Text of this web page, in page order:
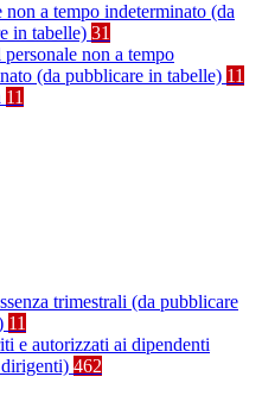
non a tempo indeterminato (da
in tabelle) 31
non a tempo
(da pubblicare in tabelle) 11
11
trimestrali (da pubblicare
11
e autorizzati ai dipendenti
462